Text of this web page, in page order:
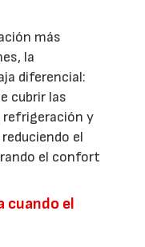
más
la
diferencial:
cubrir las
refrigeración y
el
el confort
cuando el